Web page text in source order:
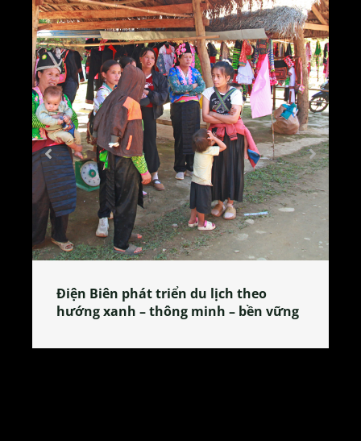
Làng làm bánh tẻ Phú Nhi – nơi lan
tỏa đặc sản xứ Đoài